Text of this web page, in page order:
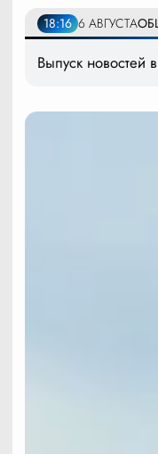
18:16 6 АВГУСТА
Выпуск новостей